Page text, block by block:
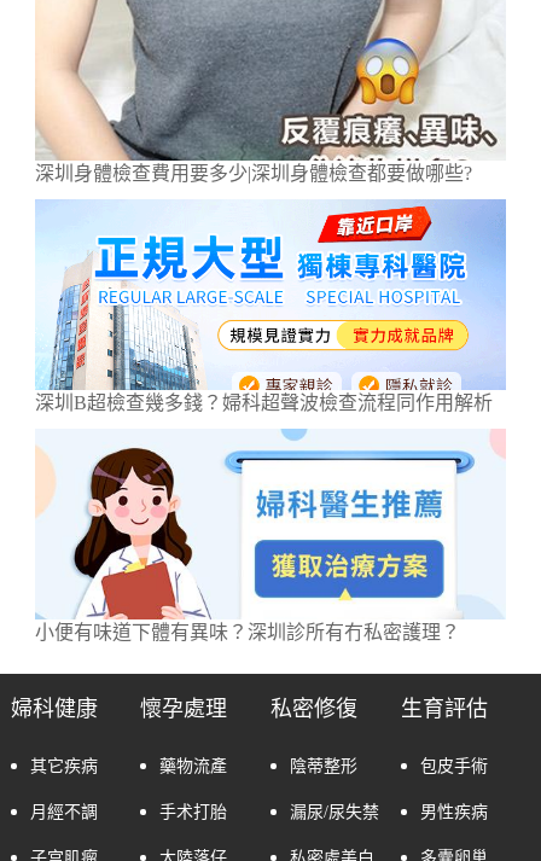
深圳身體檢查費用要多少|深圳身體檢查都要做哪些?
深圳B超檢查幾多錢？婦科超聲波檢查流程同作用解析
小便有味道下體有異味？深圳診所有冇私密護理？
婦科健康
其它疾病
月經不調
懷孕處理
藥物流產
手术打胎
私密修復
陰蒂整形
漏尿/尿失禁
生育評估
包皮手術
男性疾病